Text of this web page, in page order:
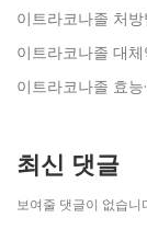
이트라코나졸 처
이트라코나졸 대
이트라코나졸 효
최신 댓글
보여줄 댓글이 없습니